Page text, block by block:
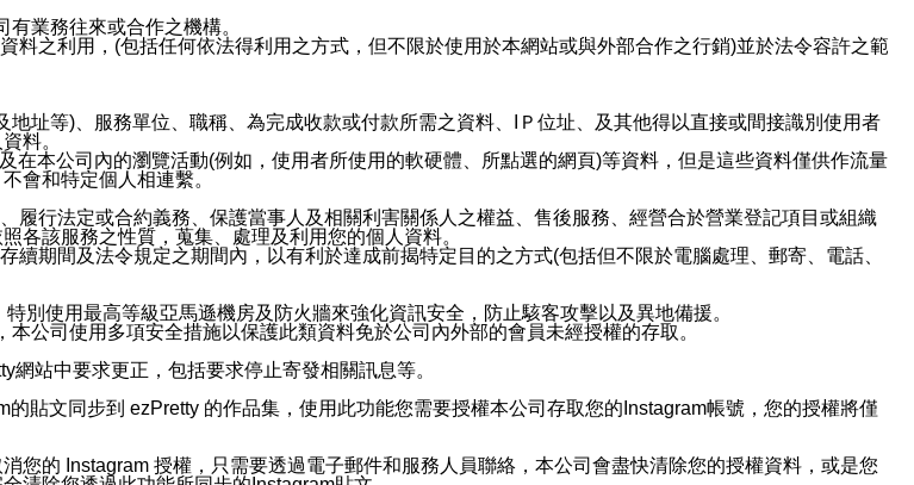
業務往來或合作之機構。
之利用，(包括任何依法得利用之方式，但不限於使用於本網站或與外部合作之行銷)並於法令容許之範
址等)、服務單位、職稱、為完成收款或付款所需之資料、IＰ位址、及其他得以直接或間接識別使用者
料。
本公司內的瀏覽活動(例如，使用者所使用的軟硬體、所點選的網頁)等資料，但是這些資料僅供作流量
會和特定個人相連繫。
履行法定或合約義務、保護當事人及相關利害關係人之權益、售後服務、經營合於營業登記項目或組織
各該服務之性質，蒐集、處理及利用您的個人資料。
期間及法令規定之期間內，以有利於達成前揭特定目的之方式(包括但不限於電腦處理、郵寄、電話、
別使用最高等級亞馬遜機房及防火牆來強化資訊安全，防止駭客攻擊以及異地備援。
公司使用多項安全措施以保護此類資料免於公司內外部的會員未經授權的存取。
站中要求更正，包括要求停止寄發相關訊息等。
貼文同步到 ezPretty 的作品集，使用此功能您需要授權本公司存取您的Instagram帳號，您的授權將僅
您的 Instagram 授權，只需要透過電子郵件和服務人員聯絡，本公司會盡快清除您的授權資料，或是您